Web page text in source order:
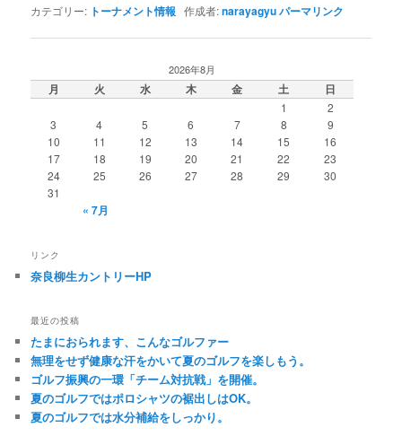
カテゴリー: トーナメント情報 作成者:narayagyuパーマリンク
2026年8月
月 火 水 木 金 土 日
1
2
3
4 5 6 7 8
9
10
11 12 13 14 15
16
17
18 19 20 21 22
23
24
25 26 27 28 29
30
31
« 7月
リンク
奈良柳生カントリーHP
最近の投稿
たまにおられます、こんなゴルファー
無理をせず健康な汗をかいて夏のゴルフを楽しもう。
ゴルフ振興の一環「チーム対抗戦」を開催。
夏のゴルフではポロシャツの裾出しはOK。
夏のゴルフでは水分補給をしっかり。